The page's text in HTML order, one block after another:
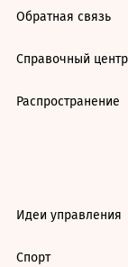
Обратная связь
Справочный центр
Распространение
Идеи управления
Спорт